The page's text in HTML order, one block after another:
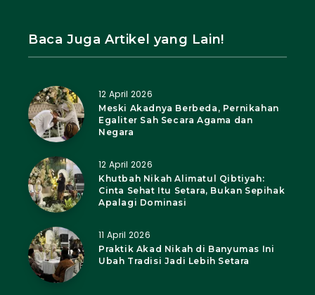
Baca Juga Artikel yang Lain!
12 April 2026
Meski Akadnya Berbeda, Pernikahan
Egaliter Sah Secara Agama dan
Negara
12 April 2026
Khutbah Nikah Alimatul Qibtiyah:
Cinta Sehat Itu Setara, Bukan Sepihak
Apalagi Dominasi
11 April 2026
Praktik Akad Nikah di Banyumas Ini
Ubah Tradisi Jadi Lebih Setara